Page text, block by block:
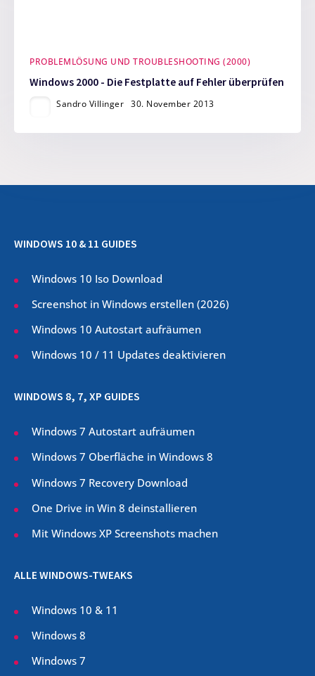
PROBLEMLÖSUNG UND TROUBLESHOOTING (2000)
Windows 2000 - Die Festplatte auf Fehler überprüfen
Sandro Villinger 30. November 2013
WINDOWS 10 & 11 GUIDES
Windows 10 Iso Download
Screenshot in Windows erstellen (2026)
Windows 10 Autostart aufräumen
Windows 10 / 11 Updates deaktivieren
WINDOWS 8, 7, XP GUIDES
Windows 7 Autostart aufräumen
Windows 7 Oberfläche in Windows 8
Windows 7 Recovery Download
One Drive in Win 8 deinstallieren
Mit Windows XP Screenshots machen
ALLE WINDOWS-TWEAKS
Windows 10 & 11
Windows 8
Windows 7